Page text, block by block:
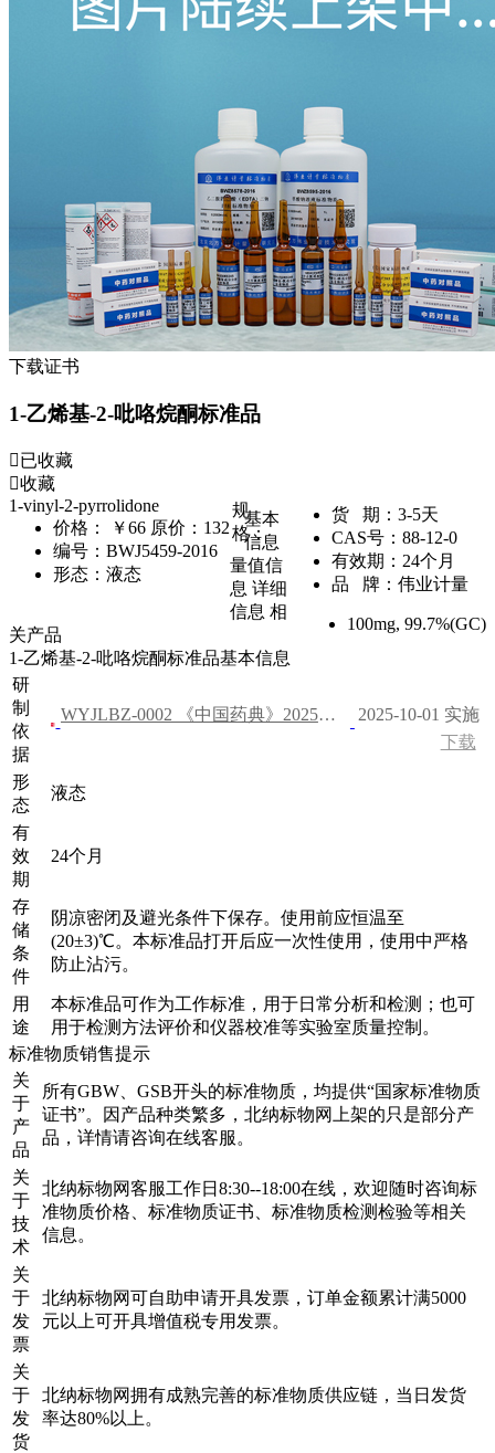
下载证书
1-乙烯基-2-吡咯烷酮标准品
已收藏
收藏
1-vinyl-2-pyrrolidone
价格：
￥66 原价：132
编号： BWJ5459-2016
形态： 液态
货 期： 3-5天
CAS号： 88-12-0
有效期： 24个月
品 牌： 伟业计量
规
格：
100mg, 99.7%(GC)
基本
信息
量值信
息 详细
信息 相
关产品
1-乙烯基-2-吡咯烷酮标准品基本信息
研
制
依
据
WYJLBZ-0002 《中国药典》2025年版 二部
2025-10-01 实施
下载
形
态
液态
有
效
期
24个月
存
储
条
件
阴凉密闭及避光条件下保存。使用前应恒温至
(20±3)℃。本标准品打开后应一次性使用，使用中严格
防止沾污。
用
途
本标准品可作为工作标准，用于日常分析和检测；也可
用于检测方法评价和仪器校准等实验室质量控制。
标准物质销售提示
关
于
产
品
所有GBW、GSB开头的标准物质，均提供“国家标准物质
证书”。因产品种类繁多，北纳标物网上架的只是部分产
品，详情请咨询在线客服。
关
于
技
术
北纳标物网客服工作日8:30--18:00在线，欢迎随时咨询标
准物质价格、标准物质证书、标准物质检测检验等相关
信息。
关
于
发
票
北纳标物网可自助申请开具发票，订单金额累计满5000
元以上可开具增值税专用发票。
关
于
发
货
北纳标物网拥有成熟完善的标准物质供应链，当日发货
率达80%以上。